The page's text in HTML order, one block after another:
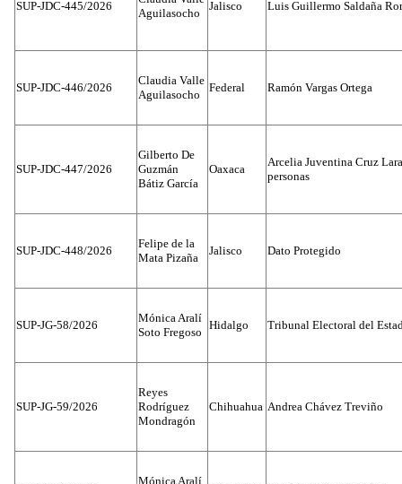
SUP-JDC-445/2026
Aguilasocho
Jalisco Luis Guillermo Saldaña
SUP-JDC-446/2026
Claudia Valle
Aguilasocho
Federal Ramón Vargas Ortega
SUP-JDC-447/2026
Gilberto De
Guzmán
Bátiz García
Oaxaca
Arcelia Juventina Cruz
personas
SUP-JDC-448/2026
Felipe de la
Mata Pizaña
Jalisco Dato Protegido
SUP-JG-58/2026
Mónica Aralí
Soto Fregoso
Hidalgo Tribunal Electoral del
SUP-JG-59/2026
Reyes
Rodríguez
Mondragón
Chihuahua Andrea Chávez Treviño
Mónica Aralí